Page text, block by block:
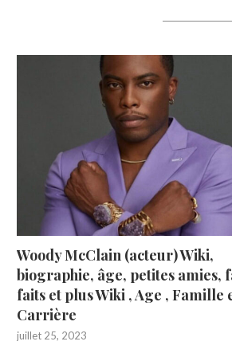
Woody McClain (acteur) Wiki,
biographie, âge, petites amies,
faits et plus Wiki , Age , Famille
Carrière
juillet 25, 2023